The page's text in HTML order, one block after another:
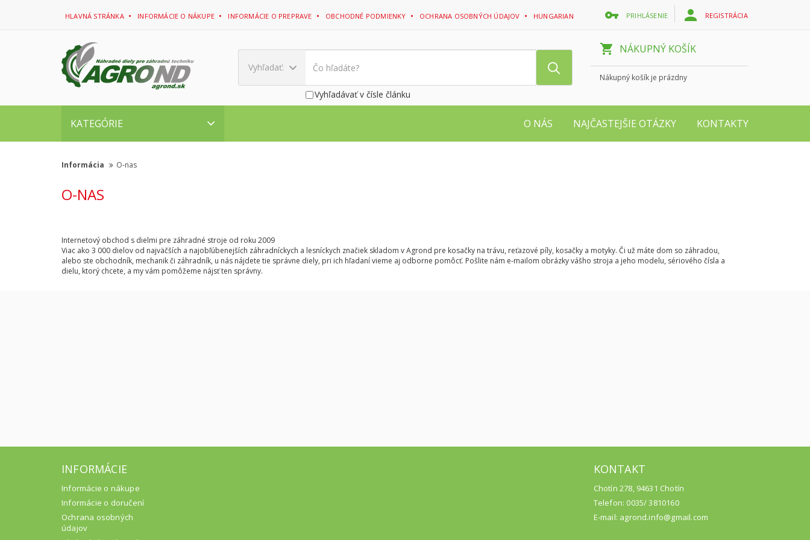
HLAVNÁ STRÁNKA INFORMÁCIE O NÁKUPE INFORMÁCIE O PREPRAVE OBCHODNÉ PODMIENKY OCHRANA OSOBNÝCH ÚDAJOV HUNGARIAN PRIHLÁSENIE REGISTRÁCIA
Vyhľadať:
Vyhľadávať v čísle článku
NÁKUPNÝ KOŠÍK
Nákupný košík je prázdny
KATEGÓRIE O NÁS NAJČASTEJŠIE OTÁZKY KONTAKTY
Informácia O-nas
O-NAS
Internetový obchod s dielmi pre záhradné stroje od roku 2009
Viac ako 3 000 dielov od najväčších a najobľúbenejších záhradníckych a lesníckych značiek skladom v Agrond pre kosačky na trávu, reťazové píly, kosačky a motyky. Či už máte dom so záhradou,
alebo ste obchodník, mechanik či záhradník, u nás nájdete tie správne diely, pri ich hľadaní vieme aj odborne pomôcť. Pošlite nám e-mailom obrázky vášho stroja a jeho modelu, sériového čísla a
dielu, ktorý chcete, a my vám pomôžeme nájsť ten správny.
INFORMÁCIE
Informácie o nákupe
Informácie o doručení
Ochrana osobných
údajov
KONTAKT
Chotín 278, 94631 Chotín
Telefon: 0035/ 3810160
E-mail: agrond.info@gmail.com